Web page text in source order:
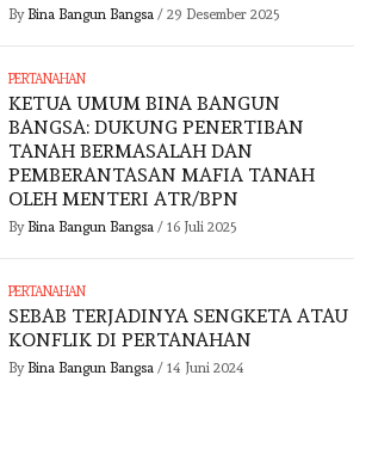
By Bina Bangun Bangsa/ 29 Desember 2025
PERTANAHAN
KETUA UMUM BINA BANGUN
BANGSA: DUKUNG PENERTIBAN
TANAH BERMASALAH DAN
PEMBERANTASAN MAFIA TANAH
OLEH MENTERI ATR/BPN
By Bina Bangun Bangsa/ 16 Juli 2025
PERTANAHAN
SEBAB TERJADINYA SENGKETA ATAU
KONFLIK DI PERTANAHAN
By Bina Bangun Bangsa/ 14 Juni 2024